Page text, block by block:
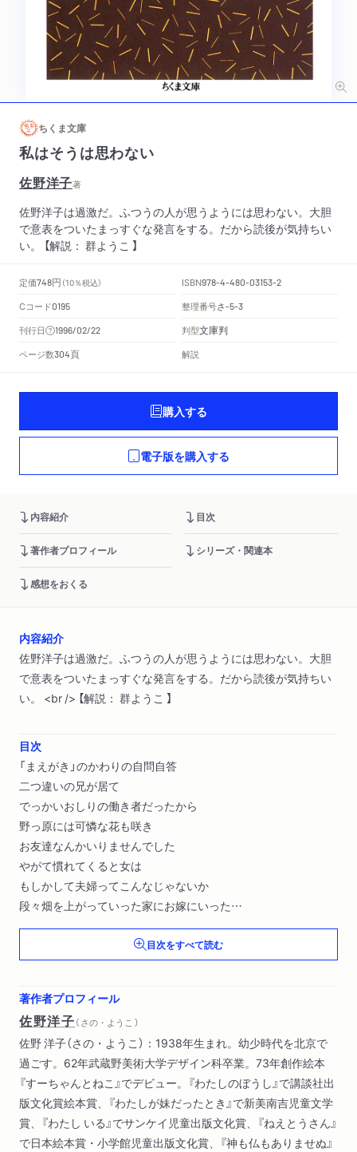
ちくま文庫
私はそうは思わない
佐野洋子著
佐野洋子は過激だ。ふつうの人が思うようには思わない。大胆
で意表をついたまっすぐな発言をする。だから読後が気持ちい
い。 【解説： 群ようこ 】
定価748円 （10％税込） ISBN978-4-480-03153-2
Cコード0195 整理番号さ-5-3
刊行日 1996/02/22 判型文庫判
ページ数304頁 解説
購入する
電子版を購入する
内容紹介 目次
著作者プロフィール シリーズ・関連本
感想をおくる
内容紹介
佐野洋子は過激だ。ふつうの人が思うようには思わない。大胆
で意表をついたまっすぐな発言をする。だから読後が気持ちい
い。 <br /> 【解説： 群ようこ 】
目次
「まえがき」のかわりの自問自答
二つ違いの兄が居て
でっかいおしりの働き者だったから
野っ原には可憐な花も咲き
お友達なんかいりませんでした
やがて慣れてくると女は
もしかして夫婦ってこんなじゃないか
段々畑を上がっていった家にお嫁にいった
女は一度も起き上がらなかった
なんだ野原の原なのか〔ほか〕目次をすべて読む
著作者プロフィール
佐野洋子（ さの・ようこ ）
佐野 洋子（さの・ようこ）：1938年生まれ。幼少時代を北京で
過ごす。62年武蔵野美術大学デザイン科卒業。73年創作絵本
『すーちゃんとねこ』でデビュー。『わたしのぼうし』で講談社出
版文化賞絵本賞、『わたしが妹だったとき』で新美南吉児童文学
賞、『わたし いる』でサンケイ児童出版文化賞、『ねえとうさん』
で日本絵本賞・小学館児童出版文化賞、『神も仏もありませぬ』